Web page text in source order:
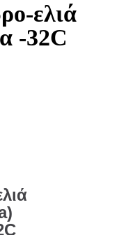
ελιά
-32C